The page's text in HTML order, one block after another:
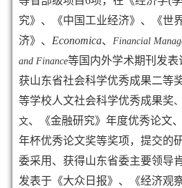
究》、《中国工业经济》、《世
济》、 Economica、
Financial
and Finance等国内外学术期刊发表
获山东省社会科学优秀成果二等
等学校人文社会科学优秀成果奖
文、《金融研究》年度优秀论文
年杯优秀论文奖等奖项，提交的
委采用、获得山东省委主要领导
发表于《大众日报》、《经济观